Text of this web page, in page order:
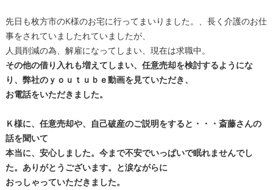
先日も枚方市のK様のお宅に行ってまいりました。、長く介護のお仕
事をされていましたれていましたが、
人員削減の為、解雇になってしまい、現在は求職中。
その他の借り入れも増えてしまい、 任意売却を検討するようにな
り、弊社のｙｏｕｔｕｂｅ動画を見ていただき、
お電話をいただきました。
Ｋ様に、任意売却や、 自己破産のご説明をすると・・・斎藤さんの
話を聞いて
本当に、安心しました。今まで不安でいっぱいで眠れませんでし
た。ありがとうございます。と涙ながらに
おっしゃっていただきました。